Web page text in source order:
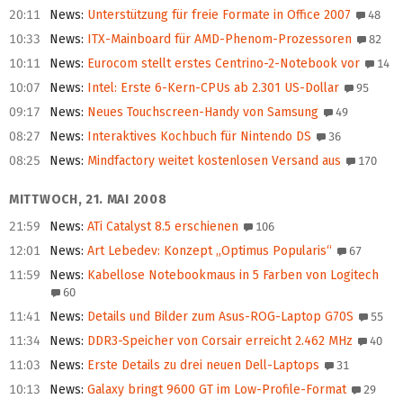
20:11 News: Unterstützung für freie Formate in Office 2007 48
10:33 News: ITX-Mainboard für AMD-Phenom-Prozessoren 82
10:11 News: Eurocom stellt erstes Centrino-2-Notebook vor 14
10:07 News: Intel: Erste 6-Kern-CPUs ab 2.301 US-Dollar 95
09:17 News: Neues Touchscreen-Handy von Samsung 49
08:27 News: Interaktives Kochbuch für Nintendo DS 36
08:25 News: Mindfactory weitet kostenlosen Versand aus 170
MITTWOCH, 21. MAI 2008
21:59
News: ATi Catalyst 8.5 erschienen 106
12:01 News: Art Lebedev: Konzept „Optimus Popularis“ 67
11:59 News: Kabellose Notebookmaus in 5 Farben von Logitech
60
11:41 News: Details und Bilder zum Asus-ROG-Laptop G70S 55
11:34 News: DDR3-Speicher von Corsair erreicht 2.462 MHz 40
11:03 News: Erste Details zu drei neuen Dell-Laptops 31
10:13 News: Galaxy bringt 9600 GT im Low-Profile-Format 29